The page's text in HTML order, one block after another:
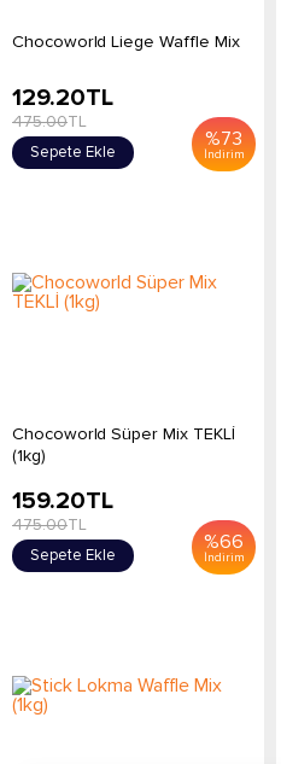
Chocoworld Liege Waffle Mix
%73
İndirim
129.20TL
475.00TL
Sepete Ekle
Chocoworld Süper Mix TEKLİ
(1kg)
%66
İndirim
159.20TL
475.00TL
Sepete Ekle